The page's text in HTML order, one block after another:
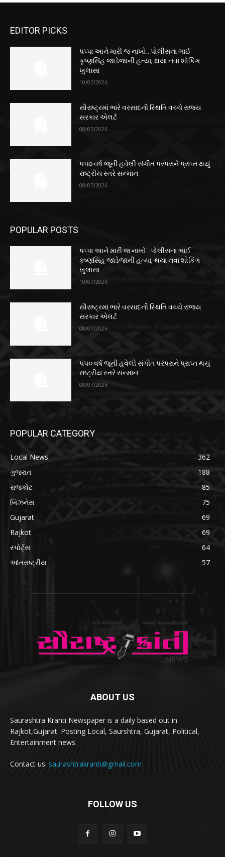
EDITOR PICKS
પપ્પા આને મારી જ નાખો.. પોલીસના ભાઈ
કૃષ્ણસિંહ જાડેજાની હત્યા, થયા નવા શોકિંગ
ખુલાસા
10/07/2026
સૌરાષ્ટ્રમાં ભારે વરસાદની સ્થિતિ વચ્ચે રાજ્ય
સરકાર એલર્ટ
08/07/2026
૫૫૦ વર્ષ જૂની હવેલી સંગીત પરંપરાને પ્રાપ્ત થયું
રાષ્ટ્રીય સ્તરે સન્માન
08/07/2026
POPULAR POSTS
પપ્પા આને મારી જ નાખો.. પોલીસના ભાઈ
કૃષ્ણસિંહ જાડેજાની હત્યા, થયા નવા શોકિંગ
ખુલાસા
10/07/2026
સૌરાષ્ટ્રમાં ભારે વરસાદની સ્થિતિ વચ્ચે રાજ્ય
સરકાર એલર્ટ
08/07/2026
૫૫૦ વર્ષ જૂની હવેલી સંગીત પરંપરાને પ્રાપ્ત થયું
રાષ્ટ્રીય સ્તરે સન્માન
08/07/2026
POPULAR CATEGORY
Local News
362
ગુજરાત
188
રાજકોટ
85
બિઝનેસ
75
Gujarat
69
Rajkot
69
સ્પોર્ટ્સ
64
આંતરાષ્ટ્રીય
57
ABOUT US
Saurashtra Kranti Newspaper is a daily based out in
Rajkot,Gujarat. Posting Local, Saurshtra, Gujarat, Political,
Entertainment news.
Contact us: saurashtrakranti@gmail.com
FOLLOW US